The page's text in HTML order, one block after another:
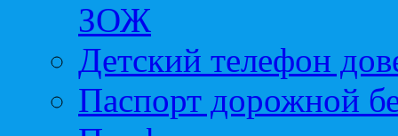
ЗОЖ
Детский телефон
Паспорт дорожной